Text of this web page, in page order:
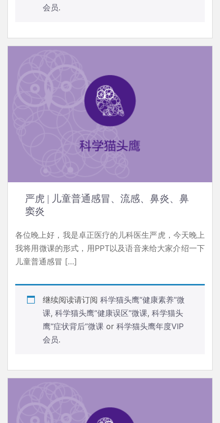
会员.
严虎 | 儿童普通感冒、流感、鼻炎、鼻
窦炎
各位晚上好，我是卓正医疗的儿科医生严虎，今天晚上
我将用微课的形式，用PPT以及语音来给大家介绍一下
儿童普通感冒 […]
继续阅读请订阅 科学猫头鹰“健康素养”微
课, 科学猫头鹰“健康误区”微课, 科学猫头
鹰“症状背后”微课 or 科学猫头鹰年度VIP
会员.